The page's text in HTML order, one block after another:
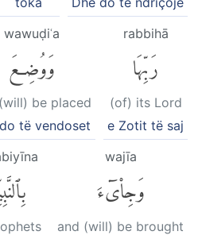
rabbihā
رَبِّهَا
(of) its Lord
e Zotit të saj
wawuḍiʿa
وَوُضِعَ
be placed
të vendoset
wajīa
وَجِا۟ىٓءَ
and (will) be brought